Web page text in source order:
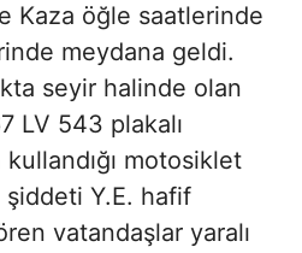
Kaza öğle saatlerinde
meydana geldi.
seyir halinde olan
LV 543 plakalı
motosiklet
şiddeti Y.E. hafif
vatandaşlar yaralı